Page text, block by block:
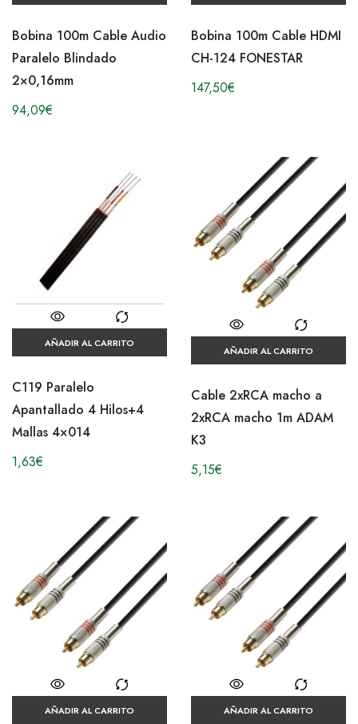
Bobina 100m Cable Audio
Paralelo Blindado
2×0,16mm
94,09€
Bobina 100m Cable HDMI
CH-124 FONESTAR
147,50€
AÑADIR AL CARRITO
C119 Paralelo
Apantallado 4 Hilos+4
Mallas 4×014
1,63€
AÑADIR AL CARRITO
Cable 2xRCA macho a
2xRCA macho 1m ADAM
K3
5,15€
AÑADIR AL CARRITO AÑADIR AL CARRITO